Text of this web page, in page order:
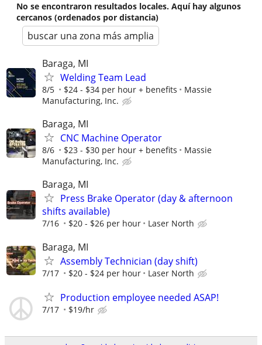
No se encontraron resultados locales. Aquí hay algunos
cercanos (ordenados por distancia)
buscar una zona más amplia
Baraga, MI
Welding Team Lead
8/5 $24 - $34 per hour + benefits
Massie
Manufacturing, Inc.
Baraga, MI
CNC Machine Operator
8/6 $23 - $30 per hour + benefits
Massie
Manufacturing, Inc.
Baraga, MI
Press Brake Operator (day & afternoon
shifts available)
7/16 $20 - $26 per hour Laser North
Baraga, MI
Assembly Technician (day shift)
7/17 $20 - $24 per hour Laser North
Production employee needed ASAP!
7/17 $19/hr